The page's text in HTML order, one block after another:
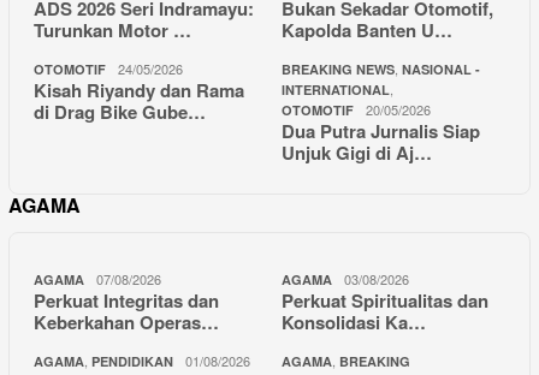
ADS 2026 Seri Indramayu:
Turunkan Motor …
Bukan Sekadar Otomotif,
Kapolda Banten U…
OTOMOTIF 24/05/2026
Kisah Riyandy dan Rama
di Drag Bike Gube…
BREAKING NEWS NASIONAL -
INTERNATIONAL
OTOMOTIF 20/05/2026
Dua Putra Jurnalis Siap
Unjuk Gigi di Aj…
AGAMA
AGAMA 07/08/2026
Perkuat Integritas dan
Keberkahan Operas…
AGAMA 03/08/2026
Perkuat Spiritualitas dan
Konsolidasi Ka…
AGAMA PENDIDIKAN 01/08/2026 AGAMA BREAKING